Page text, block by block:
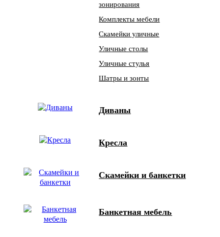
зонирования
Комплекты мебели
Скамейки уличные
Уличные столы
Уличные стулья
Шатры и зонты
Диваны
Кресла
Скамейки и банкетки
Банкетная мебель